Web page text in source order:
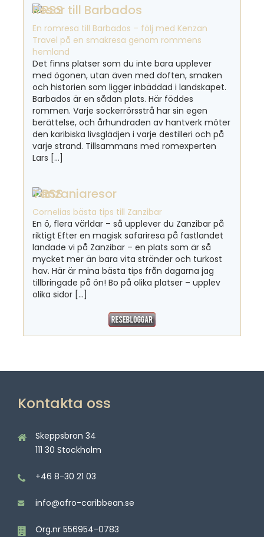
Resor till Barbados
En romresa till Barbados – följ med Kenzan
Travel på en smakresa genom rommens
hemland
Det finns platser som du inte bara upplever
med ögonen, utan även med doften, smaken
och historien som ligger inbäddad i landskapet.
Barbados är en sådan plats. Här föddes
rommen. Varje sockerrörsstrå har sin egen
berättelse, och århundraden av hantverk möter
den karibiska livsglädjen i varje destilleri och på
varje strand. Tillsammans med romexperten
Lars […]
Tanzaniaresor
Cornelias bästa tips till Zanzibar
En ö, flera världar – så upplever du Zanzibar på
riktigt Efter en magisk safariresa på fastlandet
landade vi på Zanzibar – en plats som är så
mycket mer än bara vita stränder och turkost
hav. Här är mina bästa tips från dagarna jag
tillbringade på ön! Bo på olika platser – upplev
olika sidor […]
Kontakta oss
Skeppsbron 34
111 30 Stockholm
+46 8-30 21 03
info@afro-caribbean.se
Org.nr 556954-0783